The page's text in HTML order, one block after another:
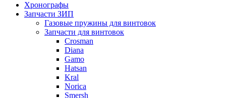
Хронографы
Запчасти ЗИП
Газовые пружины для винтовок
Запчасти для винтовок
Crosman
Diana
Gamo
Hatsan
Kral
Norica
Smersh